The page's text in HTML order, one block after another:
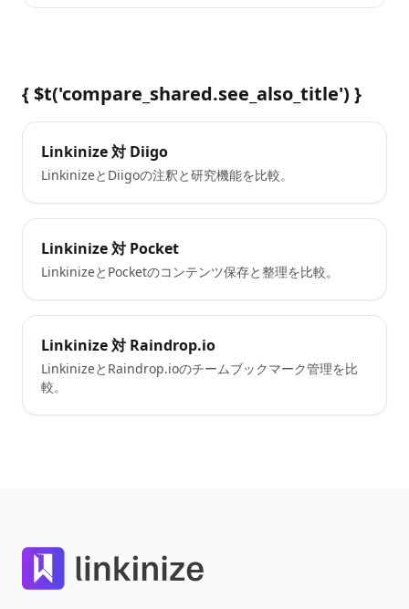
{ $t('compare_shared.see_also_title') }
Linkinize 対 Diigo
LinkinizeとDiigoの注釈と研究機能を比較。
Linkinize 対 Pocket
LinkinizeとPocketのコンテンツ保存と整理を比較。
Linkinize 対 Raindrop.io
LinkinizeとRaindrop.ioのチームブックマーク管理を比
較。